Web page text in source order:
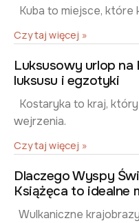
Kuba to miejsce, które
Czytaj więcej »
Luksusowy urlop na
luksusu i egzotyki
Kostaryka to kraj,
wejrzenia.
Czytaj więcej »
Dlaczego Wyspy
Książęca to idealne
Wulkaniczne